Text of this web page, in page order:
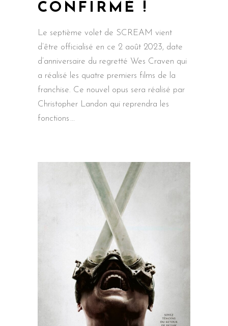
CONFIRMÉ !
Le septième volet de SCREAM vient
d’être officialisé en ce 2 août 2023, date
d’anniversaire du regretté Wes Craven qui
a réalisé les quatre premiers films de la
franchise. Ce nouvel opus sera réalisé par
Christopher Landon qui reprendra les
fonctions